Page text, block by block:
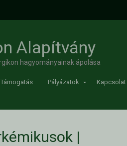
Alapítvány
hagyományainak ápolása
Támogatás Pályázatok Kapcsolat
|